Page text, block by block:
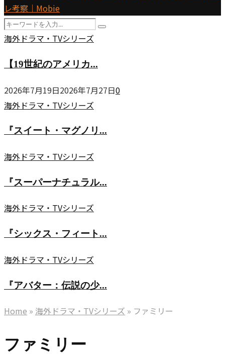
Search
for:
Search
【19
紀
メ
リ
西
開
拓
代
生
き
く、
ン
ガ
海外ドラマ・TVシリーズ
【19世紀のアメリカ...
2026年7月19日2026年7月27日0
『ス
ー
マ
グ
リ
ス
（Sweet
友
恋
そ
海外ドラマ・TVシリーズ
『スイート・マグノリ...
『ス
パ
ナ
チ
ラ
（Supernatural）』
IMDb
悪
魔
海外ドラマ・TVシリーズ
『スーパーナチュラル...
『シ
ク
フ
ィ
ト・
ン
海外ドラマ・TVシリーズ
『シックス・フィート...
『ア
タ
伝
の
海外ドラマ・TVシリーズ
『アバター：伝説の少...
Home » 海外ドラマ・TVシリーズ » ファミリー
ファミリー